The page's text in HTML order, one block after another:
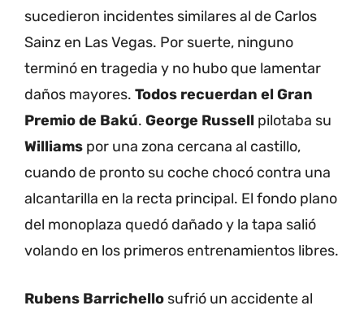
sucedieron incidentes similares al de Carlos
Sainz en Las Vegas. Por suerte, ninguno
terminó en tragedia y no hubo que lamentar
daños mayores. Todos recuerdan el Gran
Premio de Bakú. George Russell pilotaba su
Williams por una zona cercana al castillo,
cuando de pronto su coche chocó contra una
alcantarilla en la recta principal. El fondo plano
del monoplaza quedó dañado y la tapa salió
volando en los primeros entrenamientos libres.
Rubens Barrichello sufrió un accidente al